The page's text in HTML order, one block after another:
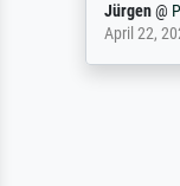
Jürgen@
April 22,